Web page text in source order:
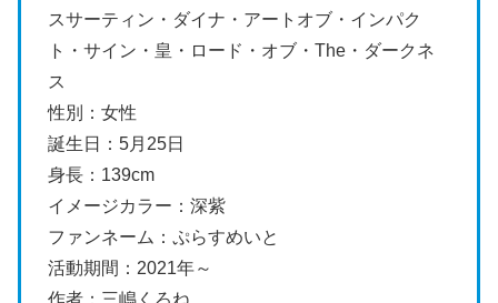
スサーティン・ダイナ・アートオブ・インパク
ト・サイン・皇・ロード・オブ・ The ・ダークネ
ス
性別：女性
誕生日：5月25日
身長：139cm
イメージカラー：深紫
ファンネーム：ぷらすめいと
活動期間：2021年～
作者：三嶋くろね